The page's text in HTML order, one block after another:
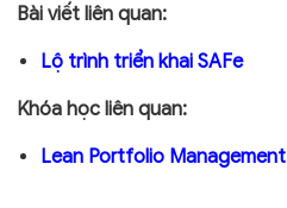
Bài viết liên quan:
Lộ trình triển khai SAFe
Khóa học liên quan:
Lean Portfolio Management